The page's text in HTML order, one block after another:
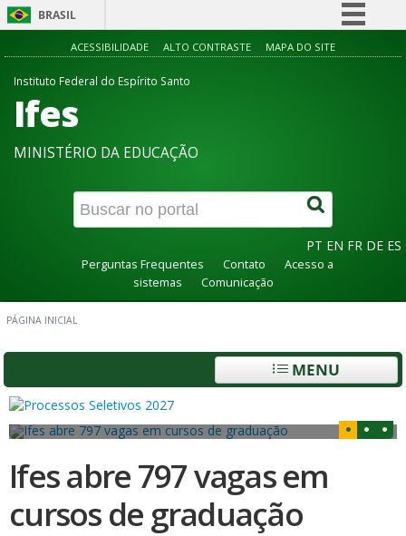
BRASIL
Simplifique!
Canais
ACESSIBILIDADE ALTO CONTRASTE MAPA DO SITE
Instituto Federal do Espírito Santo
Ifes
MINISTÉRIO DA EDUCAÇÃO
PT EN FR DE ES
Perguntas Frequentes Contato
Acesso a
sistemas
Comunicação
PÁGINA INICIAL
MENU
Ifes abre 797 vagas em
cursos de graduação